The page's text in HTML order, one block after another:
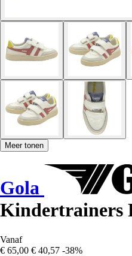
Meer tonen
Gola
Kindertrainers
Vanaf
€ 65,00 € 40,57 -38%